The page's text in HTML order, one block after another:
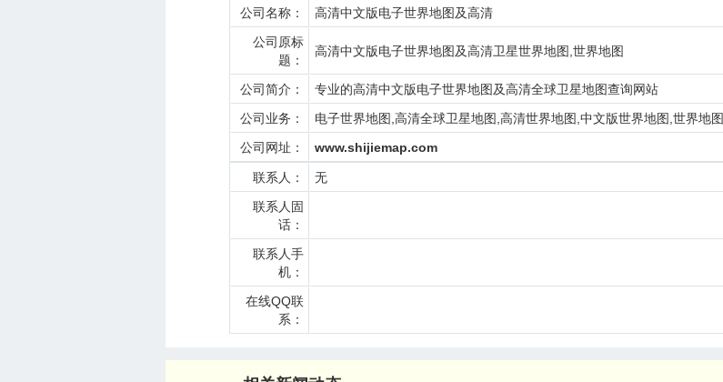
公司名称：
高清中文版电子世界地图及高清
公司原标
题：
高清中文版电子世界地图及高清卫星世界地图,世界地图
公司简介：
专业的高清中文版电子世界地图及高清全球卫星地图查询网站
公司业务：
电子世界地图,高清全球卫星地图,高清世界地图,中文版世界地图,世界地图
公司网址：
www.shijiemap.com
联系人：
无
联系人固
话：
联系人手
机：
在线QQ联
系：